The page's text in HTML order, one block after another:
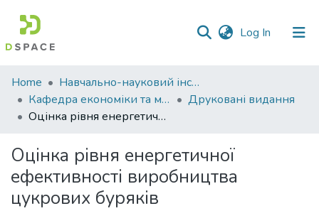
Log In (current)
Communities
&
Collections
Statistics
Home
Навчально-науковий інститут економіки, управління, права та інформаційних технологій
Кафедра економіки та міжнародних економічних відносин
Друковані видання
Оцінка рівня енергетичної ефективності виробництва цукрових буряків
Оцінка рівня енергетичної
ефективності виробництва
цукрових буряків